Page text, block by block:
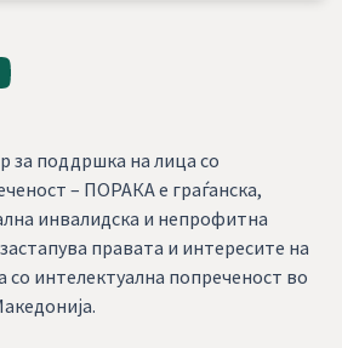
за поддршка на лица со
– ПОРАКА е граѓанска,
инвалидска и непрофитна
правата и интересите на
со интелектуална попреченост во